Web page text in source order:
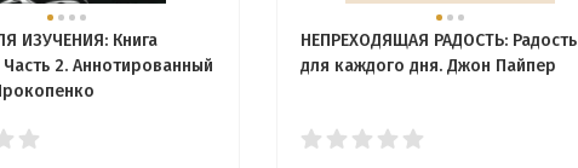
ИЗУЧЕНИЯ: Книга
2. Аннотированный
НЕПРЕХОДЯЩАЯ РАДОСТЬ: Радость
для каждого дня. Джон Пайпер